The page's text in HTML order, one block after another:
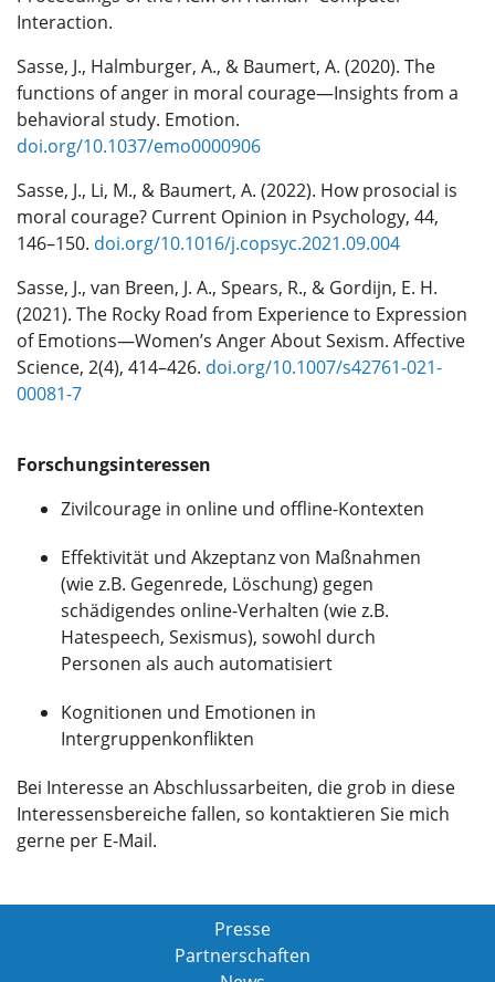
Interaction.
Sasse, J., Halmburger, A., & Baumert, A. (2020). The
functions of anger in moral courage—Insights from a
behavioral study. Emotion.
doi.org/10.1037/emo0000906
Sasse, J., Li, M., & Baumert, A. (2022). How prosocial is
moral courage? Current Opinion in Psychology, 44,
146–150. doi.org/10.1016/j.copsyc.2021.09.004
Sasse, J., van Breen, J. A., Spears, R., & Gordijn, E. H.
(2021). The Rocky Road from Experience to Expression
of Emotions—Women’s Anger About Sexism. Affective
Science, 2(4), 414–426. doi.org/10.1007/s42761-021-
00081-7
Forschungsinteressen
Zivilcourage in online und offline-Kontexten
Effektivität und Akzeptanz von Maßnahmen
(wie z.B. Gegenrede, Löschung) gegen
schädigendes online-Verhalten (wie z.B.
Hatespeech, Sexismus), sowohl durch
Personen als auch automatisiert
Kognitionen und Emotionen in
Intergruppenkonflikten
Bei Interesse an Abschlussarbeiten, die grob in diese
Interessensbereiche fallen, so kontaktieren Sie mich
gerne per E-Mail.
Presse
Partnerschaften